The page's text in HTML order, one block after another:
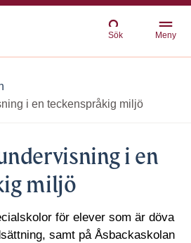
Sök Meny
i en teckenspråkig miljö
i en
miljö
för elever som är döva
samt på Åsbackaskolan